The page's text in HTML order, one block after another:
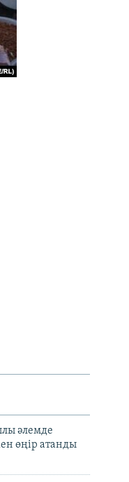
әлемде
өңір атанды